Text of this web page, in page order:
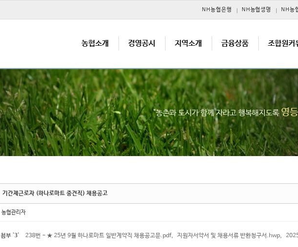
NH농협은행 NH농협생명 NH농
농협소개 경영공시 지역소개 금융상품 조합원커
"농촌과 도시가 함께 자라고 행복해지도록영
기간제근로자 (하나로마트 중견직) 채용공고
농협관리자
첨부 '3' 238번 - ★ 25년 9월 하나로마트 일반계약직 채용공고문.pdf, 지원자서약서 및 채용서류 반환청구서.hwp,